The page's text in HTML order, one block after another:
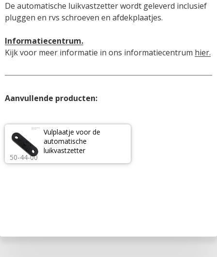
De automatische luikvastzetter wordt geleverd inclusief
pluggen en rvs schroeven en afdekplaatjes.
Informatiecentrum.
Kijk voor meer informatie in ons informatiecentrum hier.
Aanvullende producten:
50-44-00
Vulplaatje voor de
automatische
luikvastzetter